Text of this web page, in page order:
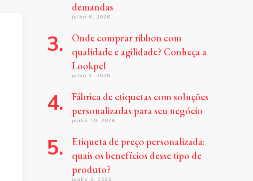
demandas
julho 6, 2026
Onde comprar ribbon com
qualidade e agilidade? Conheça a
Lookpel
julho 3, 2026
Fábrica de etiquetas com soluções
personalizadas para seu negócio
junho 10, 2026
Etiqueta de preço personalizada:
quais os benefícios desse tipo de
produto?
junho 5, 2026